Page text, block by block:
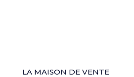
LA MAISON DE VENTE